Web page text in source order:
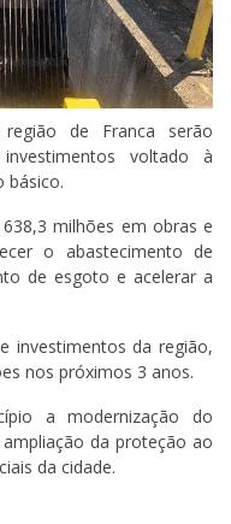
de Franca serão
voltado à
básico.
milhões em obras e
o abastecimento de
de esgoto e acelerar a
investimentos da região,
nos próximos 3 anos.
a modernização do
da proteção ao
da cidade.